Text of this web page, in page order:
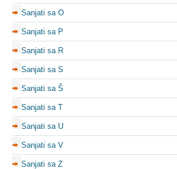
Sanjati sa O
Sanjati sa P
Sanjati sa R
Sanjati sa S
Sanjati sa Š
Sanjati sa T
Sanjati sa U
Sanjati sa V
Sanjati sa Z